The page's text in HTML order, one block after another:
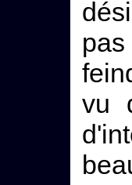
vu